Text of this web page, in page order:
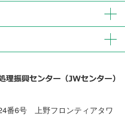
番6号 上野フロンティアタワ